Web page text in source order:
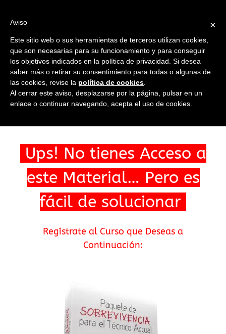
contenido
Ir a...
Ups! No tienes Acceso a
este Material… Pero es
fácil de solucionar
Regístrate al Curso que Deseas a
Continuación:
×
Aviso
Este sitio web o sus herramientas de terceros utilizan cookies,
que son necesarias para su funcionamiento y para conseguir
los objetivos indicados en la política de privacidad. Si desea
saber más o retirar su consentimiento para todas o algunas de
las cookies, revise la política de cookies
Al cerrar este aviso, desplazarse por la página, pulsar en un
enlace o continuar navegando, acepta el uso de cookies.